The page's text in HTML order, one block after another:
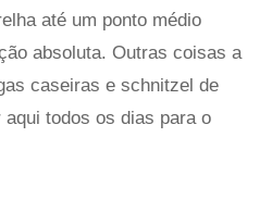
até um ponto médio
absoluta. Outras coisas a
caseiras e schnitzel de
todos os dias para o